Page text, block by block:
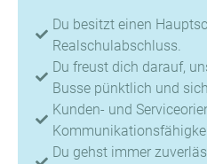
Du besitzt einen
Realschulabschluss.
Du freust dich darauf,
Busse pünktlich und
Kunden- und
Du gehst immer